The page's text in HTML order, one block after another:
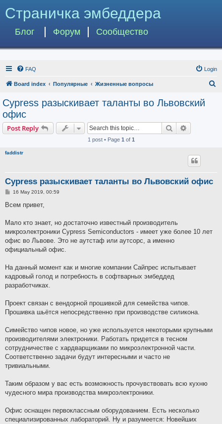
Страничка эмбеддера
Блог Форум Сообщество
FAQ Login
Board index Популярные Жизненные вопросы
Cypress разыскивает таланты во Львовский
офис
Post Reply Search
1 post • Page 1 of 1
faddistr
Cypress разыскивает таланты во Львовский офис
P
s
16 May 2019, 00:59
Всем привет,
Мало кто знает, но достаточно известный производитель
микроэлектроники Cypress Semiconductors - имеет уже более 10 лет
офис во Львове. Это не аутстаф или аутсорс, а именно
официальный офис.
На данный момент как и многие компании Сайпрес испытывает
кадровый голод и потребность в софтварных эмбеддед
разработчиках.
Проект связан с вендорной прошивкой для семейства чипов.
Прошивка шьётся непосредственно при производстве силикона.
Симейство чипов новое, но уже используется некоторыми крупными
производителями электроники. Работать придется в тесном
сотрудничестве с хардварщиками по микроэлектронной части.
Соответственно задачи будут интересными и часто не
тривиальными.
Таким образом у вас есть возможность прочувствовать всю кухню
чудесного мира производства микроэлектроники.
Офис оснащен первоклассным оборудованием. Есть несколько
специализированных лабораторий. Ну и разумеется: Новейших